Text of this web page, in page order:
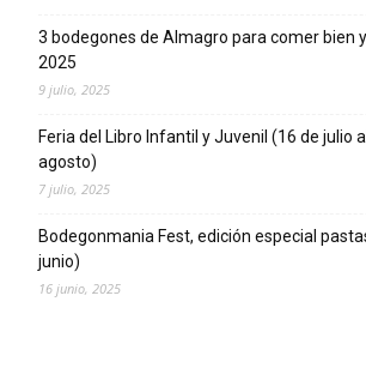
3 bodegones de Almagro para comer bien
2025
9 julio, 2025
Feria del Libro Infantil y Juvenil (16 de julio
agosto)
7 julio, 2025
Bodegonmania Fest, edición especial
junio)
16 junio, 2025